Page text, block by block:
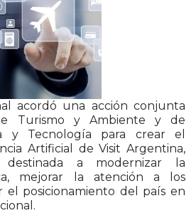
acordó una acción conjunta
Turismo y Ambiente y de
y Tecnología para crear el
Artificial de Visit Argentina,
destinada a modernizar la
mejorar la atención a los
el posicionamiento del país en